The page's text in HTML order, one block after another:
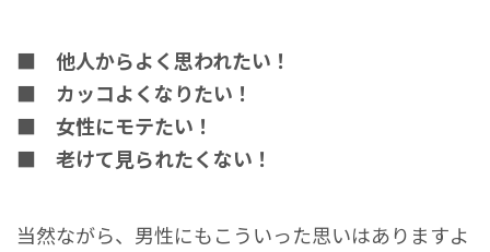
■ 他人からよく思われたい！
■ カッコよくなりたい！
■ 女性にモテたい！
■ 老けて見られたくない！
当然ながら、男性にもこういった思いはありますよ